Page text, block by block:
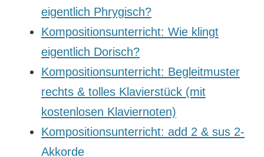
eigentlich Phrygisch?
Kompositionsunterricht: Wie klingt
eigentlich Dorisch?
Kompositionsunterricht: Begleitmuster
rechts & tolles Klavierstück (mit
kostenlosen Klaviernoten)
Kompositionsunterricht: add 2 & sus 2-
Akkorde